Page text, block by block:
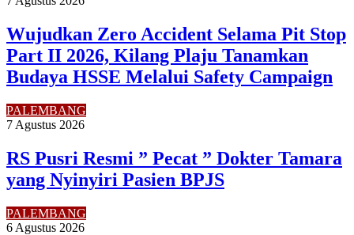
Wujudkan Zero Accident Selama Pit Stop
Part II 2026, Kilang Plaju Tanamkan
Budaya HSSE Melalui Safety Campaign
PALEMBANG
7 Agustus 2026
RS Pusri Resmi ” Pecat ” Dokter Tamara
yang Nyinyiri Pasien BPJS
PALEMBANG
6 Agustus 2026